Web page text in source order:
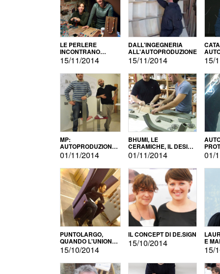
LE PERLERE
INCONTRANO
L'AUTOPRODUZIONE
15/11/2014
DALL'INGEGNERIA
ALL'AUTOPRODUZIONE
15/11/2014 15/
MP:
AUTOPRODUZIONE
E INNOVAZIONE
01/11/2014
BHUMI, LE
CERAMICHE, IL DESIGN
E L'AUTOPRODUZIONE
01/11/2014 01/
PUNTOLARGO,
QUANDO L'UNIONE
FA LA FORZA E
VINCE
15/10/2014
IL CONCEPT DI DE.SIGN
15/10/2014 E
15/